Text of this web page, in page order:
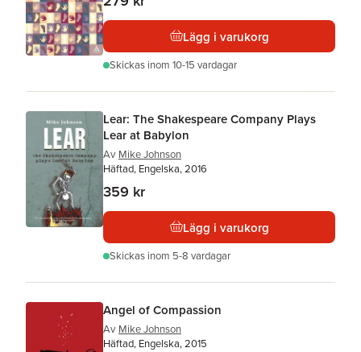
Lägg i varukorg
Skickas inom 10-15 vardagar
Lear: The Shakespeare Company Plays
Lear at Babylon
Av Mike Johnson
Häftad, Engelska, 2016
359 kr
Lägg i varukorg
Skickas inom 5-8 vardagar
Angel of Compassion
Av Mike Johnson
Häftad, Engelska, 2015